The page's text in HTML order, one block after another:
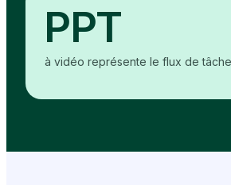
PPT
à vidéo représente le flux de